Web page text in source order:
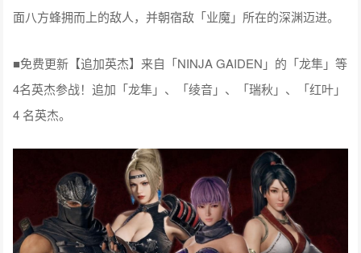
面八方蜂拥而上的敌人，并朝宿敌「业魔」所在的深渊迈进。
■免费更新【追加英杰】来自「NINJA GAIDEN」的「龙隼」等
4名英杰参战！追加「龙隼」、「绫音」、「瑞秋」、「红叶」
4 名英杰。